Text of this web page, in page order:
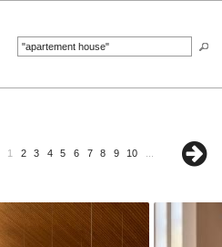
1 2 3 4 5 6 7 8 9 10